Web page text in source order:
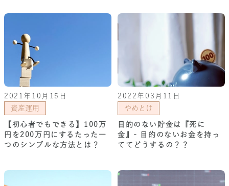
2021年10月15日
資産運用
【初心者でもできる】100万
円を200万円にするたった一
つのシンプルな方法とは？
2022年03月11日
やめとけ
目的のない貯金は『死に
金』- 目的のないお金を持っ
ててどうするの？？